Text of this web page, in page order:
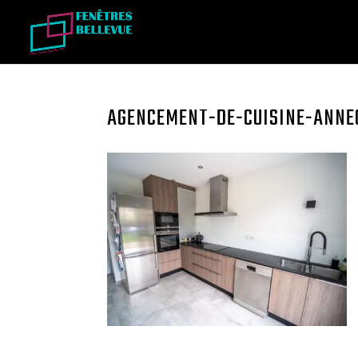
AGENCEMENT-DE-CUISINE-